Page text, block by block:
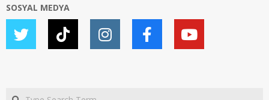
SOSYAL MEDYA
Search